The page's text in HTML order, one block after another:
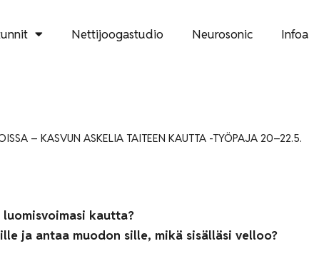
Nettijoogastudio Neurosonic Infoa
– KASVUN ASKELIA TAITEEN KAUTTA -TYÖPAJA 20–22.5.
kautta?
ja antaa muodon sille, mikä sisälläsi velloo?